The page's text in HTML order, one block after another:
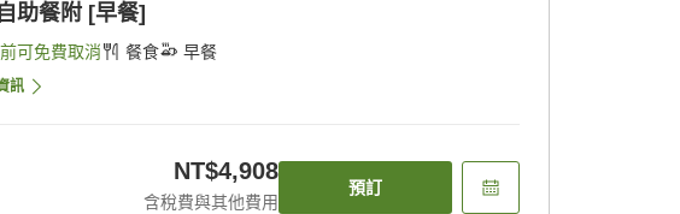
助餐附 [早餐]
前可免費取消 餐食 早餐
訊
NT$4,908
含稅費與其他費用
預訂